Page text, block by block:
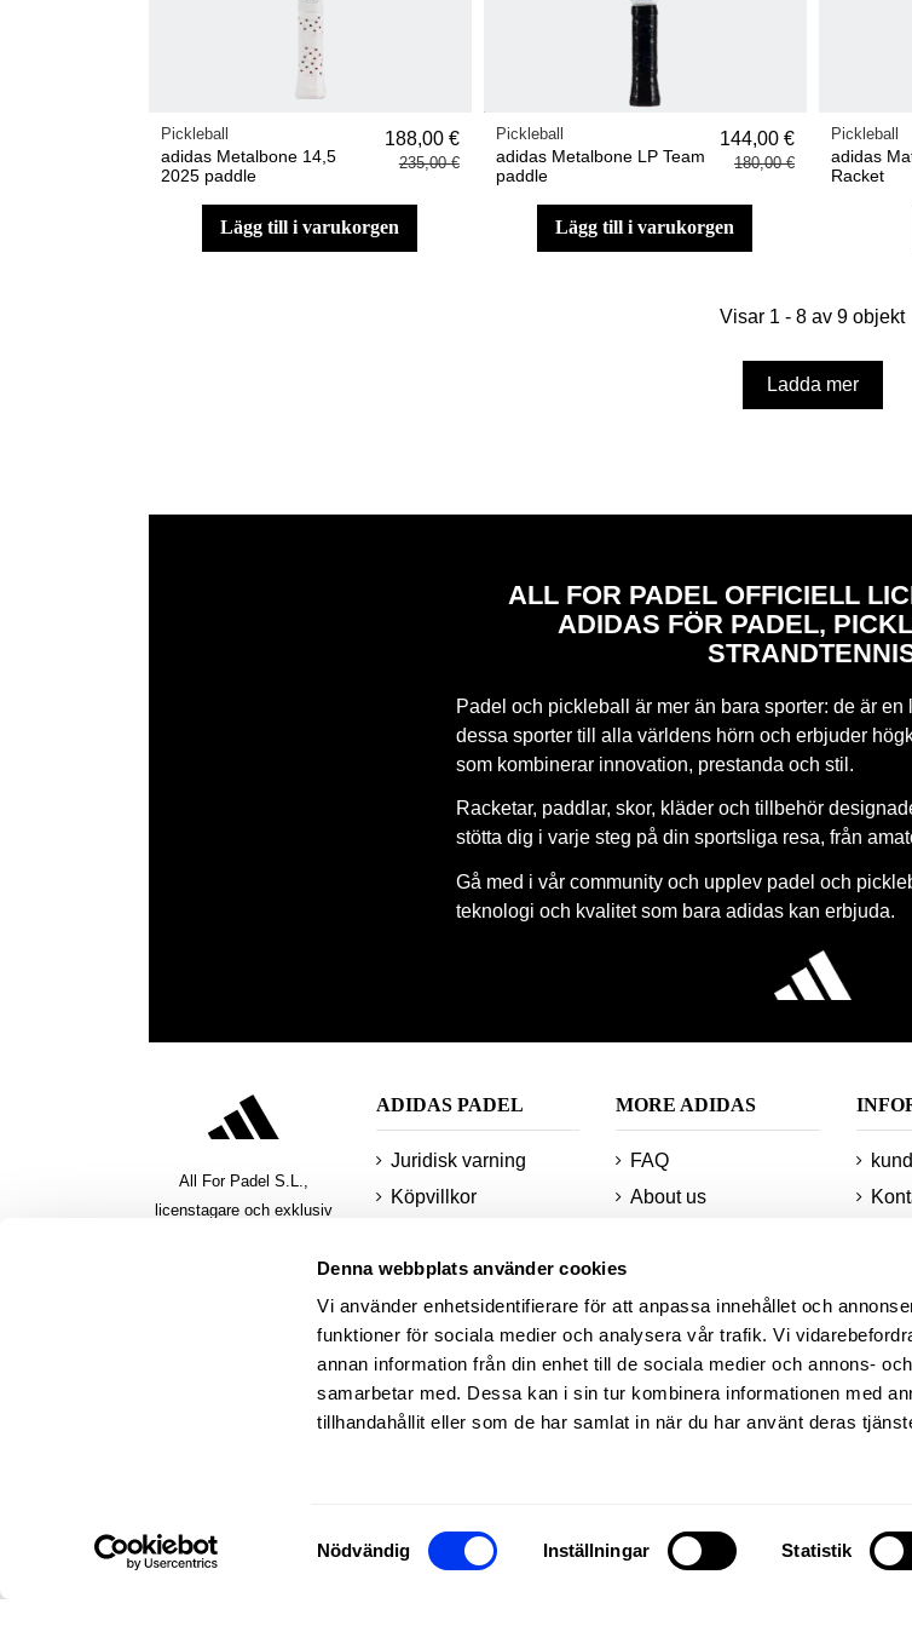
Denna webbplats använder cookies
Vi använder enhetsidentifierare för att anpassa innehållet och
funktioner för sociala medier och analysera vår trafik. Vi
annan information från din enhet till de sociala medier och annons-
samarbetar med. Dessa kan i sin tur kombinera informationen med
tillhandahållit eller som de har samlat in när du har använt deras
Samtyckesval
Nödvändig Inställningar Statistik
Pickleball
adidas Metalbone 14,5
2025 paddle
188,00 €
235,00 €
lägg till i varukorgen
Pickleball
adidas Metalbone LP Team
paddle
144,00 €
180,00 €
lägg till i varukorgen
Pickleball
adidas
Racket
Visar 1 - 8 av 9 objekt
Ladda mer
ALL FOR PADEL OFFICIELL
ADIDAS FÖR PADEL,
Padel och pickleball är mer än bara sporter: de är
dessa sporter till alla världens hörn och erbjuder
som kombinerar innovation, prestanda och stil.
Racketar, paddlar, skor, kläder och tillbehör
stötta dig i varje steg på din sportsliga resa, från
Gå med i vår community och upplev padel och
teknologi och kvalitet som bara adidas kan erbjuda.
All For Padel S.L.,
licenstagare och exklusiv
padel, pickleball och beach
ADIDAS PADEL
Juridisk varning
Köpvillkor
småkakor
Säkra
betalningsmetoder
delbetala
Begär en adidas
MORE ADIDAS
FAQ
About us
och leveranser
Information om din
beställning
News